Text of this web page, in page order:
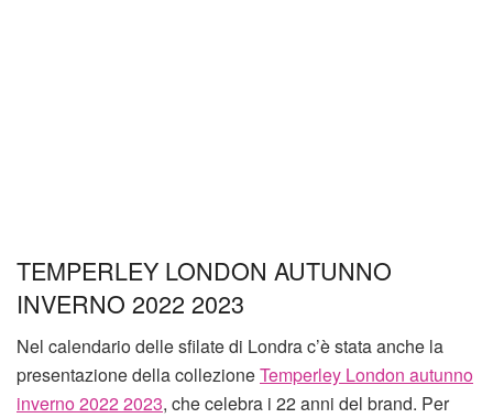
TEMPERLEY LONDON AUTUNNO
INVERNO 2022 2023
Nel calendario delle sfilate di Londra c’è stata anche la
presentazione della collezioneTemperley London autunno
inverno 2022 2023, che celebra i 22 anni del brand. Per